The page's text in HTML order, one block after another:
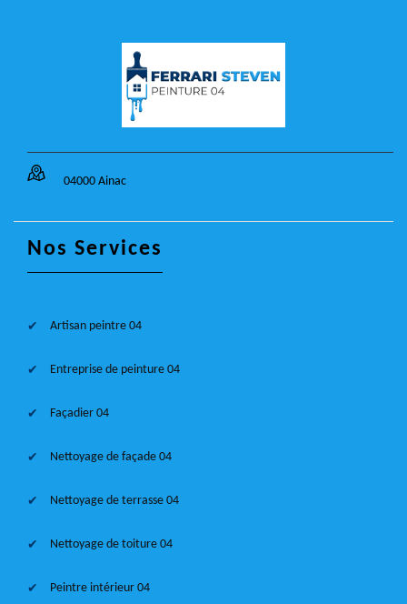
04000 Ainac
Nos Services
Artisan peintre 04
Entreprise de peinture 04
Façadier 04
Nettoyage de façade 04
Nettoyage de terrasse 04
Nettoyage de toiture 04
Peintre intérieur 04